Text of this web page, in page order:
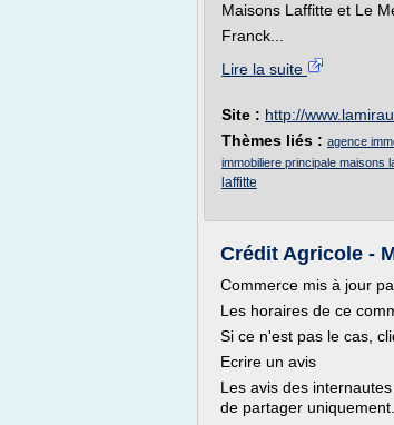
Maisons Laffitte et Le
Franck...
Lire la suite
Site : http://
Thèmes liés : agence
immobiliere principale maisons
laffitte
Crédit Agricole -
Commerce mis à jour
Les horaires de ce
Si ce n'est pas le cas,
Ecrire un avis
Les avis des
de partager uniquement...